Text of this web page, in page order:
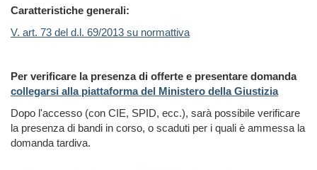
Caratteristiche generali:
V. art. 73 del d.l. 69/2013 su normattiva
Per verificare la presenza di offerte e presentare domanda
collegarsi alla piattaforma del Ministero della Giustizia
Dopo l'accesso (con CIE, SPID, ecc.), sarà possibile verificare
la presenza di bandi in corso, o scaduti per i quali è ammessa la
domanda tardiva.